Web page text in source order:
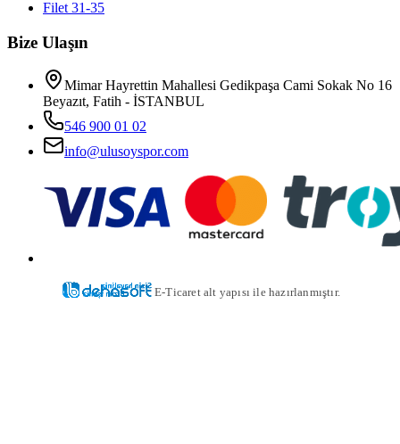
Filet 31-35
Bize Ulaşın
Mimar Hayrettin Mahallesi Gedikpaşa Cami Sokak No 16
Beyazıt, Fatih - İSTANBUL
546 900 01 02
info@ulusoyspor.com
E-Ticaret alt yapısı ile hazırlanmıştır.